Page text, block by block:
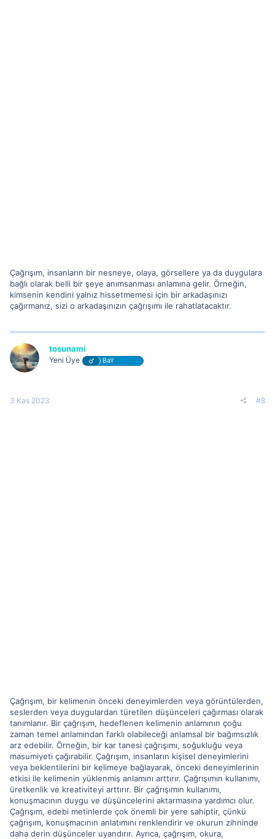
Çağrışım, insanların bir nesneye, olaya, görsellere ya da duygulara
bağlı olarak belli bir şeye anımsanması anlamına gelir. Örneğin,
kimsenin kendini yalnız hissetmemesi için bir arkadaşınızı
çağırmanız, sizi o arkadaşınızın çağrışımı ile rahatlatacaktır.
tosunami
Yeni Üye BaY
3 Kas 2023 #8
Çağrışım, bir kelimenin önceki deneyimlerden veya görüntülerden,
seslerden veya duygulardan türetilen düşünceleri çağırması olarak
tanımlanır. Bir çağrışım, hedeflenen kelimenin anlamının çoğu
zaman temel anlamından farklı olabileceği anlamsal bir bağımsızlık
arz edebilir. Örneğin, bir kar tanesi çağrışımı, soğukluğu veya
masumiyeti çağırabilir. Çağrışım, insanların kişisel deneyimlerini
veya beklentilerini bir kelimeye bağlayarak, önceki deneyimlerinin
etkisi ile kelimenin yüklenmiş anlamını arttırır. Çağrışımın kullanımı,
üretkenlik ve kreativiteyi arttırır. Bir çağrışımın kullanımı,
konuşmacının duygu ve düşüncelerini aktarmasına yardımcı olur.
Çağrışım, edebi metinlerde çok önemli bir yere sahiptir, çünkü
çağrışım, konuşmacının anlatımını renklendirir ve okurun zihninde
daha derin düşünceler uyandırır. Ayrıca, çağrışım, okura,